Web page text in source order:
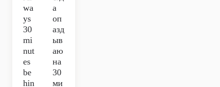
wa
ys
30
mi
nut
es
be
hin
а
оп
азд
ыв
аю
на
30
ми